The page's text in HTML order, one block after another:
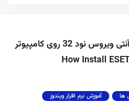
آموزش تصویری نصب آنتی ویروس نود 32 روی کامپیوتر
How Install
ها آموزش نرم افزار ویندوز